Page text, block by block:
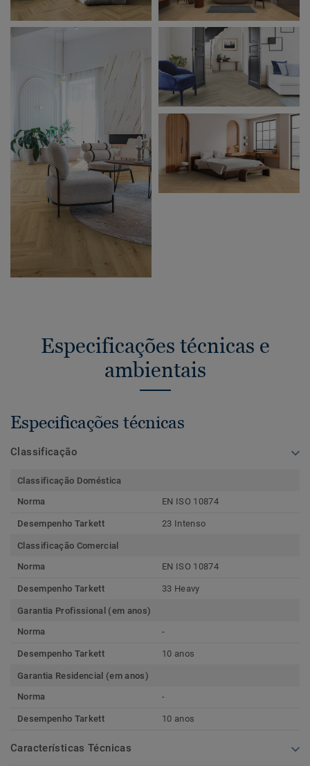
Especificações técnicas e
ambientais
Especificações técnicas
Classificação
Classificação Doméstica
Norma
EN ISO 10874
Desempenho Tarkett 23 Intenso
Classificação Comercial
Norma
EN ISO 10874
Desempenho Tarkett 33 Heavy
Garantia Profissional (em anos)
Norma
-
Desempenho Tarkett 10 anos
Garantia Residencial (em anos)
Norma
-
Desempenho Tarkett 10 anos
Características Técnicas